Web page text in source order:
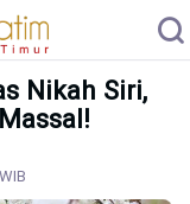
Nikah Siri,